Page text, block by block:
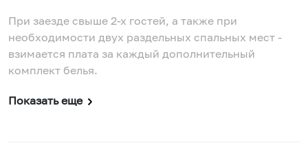
При заезде свыше 2-х гостей, а также при
необходимости двух раздельных спальных мест -
взимается плата за каждый дополнительный
комплект белья.
Показать еще